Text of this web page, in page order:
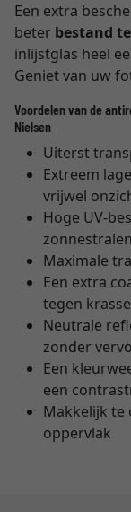
Een extra
beter bestand
inlijstglas heel
Geniet van uw
Voordelen van de
Nielsen
Uiterst
Extreem
vrijwel
Hoge UV-
zonnestralen
Maximale
Een extra
tegen
Neutrale
zonder
Een
een
Makkelijk te
oppervlak